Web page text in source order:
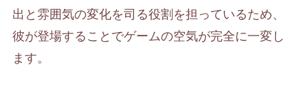
出と雰囲気の変化を司る役割を担っているため、
彼が登場することでゲームの空気が完全に一変し
ます。